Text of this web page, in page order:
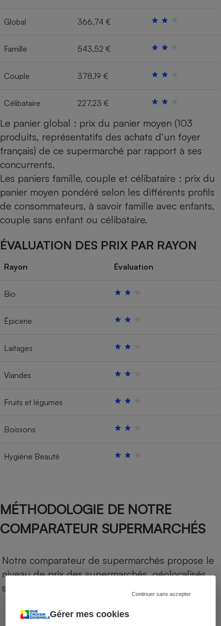
Gérer mes cookies
Continuer sans accepter
Global 366,74 €
Famille 543,52 €
Couple 378,19 €
Célibataire 227,23 €
Le panier global : prix du panier moyen (103
produits, représentatifs des achats d’un foyer
français) de ce supermarché par rapport à ses
concurrents.
Les paniers famille, couple et célibataire : prix du
panier moyen pondéré selon les différents profils
de consommateurs, à savoir famille avec enfants,
couple sans enfant ou célibataire.
ÉVALUATION DES PRIX PAR RAYON
Rayon Évaluation
Bio
Épicerie
Laitages
Viandes
Fruits et légumes
Boissons
Hygiène Beauté
MÉTHODOLOGIE DE NOTRE
COMPARATEUR SUPERMARCHÉS
Notre comparateur de supermarchés propose le
niveau de prix des supermarchés, géolocalisés
sur le territoire français.
Robot ménager